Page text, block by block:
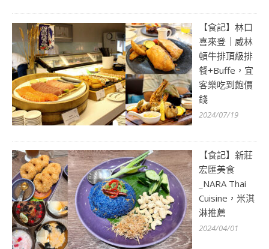
【食記】林口
喜來登｜威林
頓牛排頂級排
餐+Buffe，宜
客樂吃到飽價
錢
2024/07/19
【食記】新莊
宏匯美食
_NARA Thai
Cuisine，米淇
淋推薦
2024/04/01